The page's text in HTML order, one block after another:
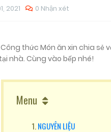
2021 0 Nhận xét
thức Món ăn xin chia sẻ
nhà. Cùng vào bếp nhé!
Menu
NGUYÊN LIỆU